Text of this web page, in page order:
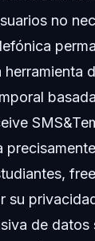
no
herramienta
su
de datos